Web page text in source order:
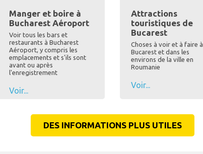
Manger et boire à
Bucharest Aéroport
Voir tous les bars et
restaurants à Bucharest
Aéroport, y compris les
emplacements et s'ils sont
avant ou après
l'enregistrement
Voir...
Attractions
touristiques de
Bucarest
Choses à voir et à faire à
Bucarest et dans les
environs de la ville en
Roumanie
Voir...
DES INFORMATIONS PLUS UTILES